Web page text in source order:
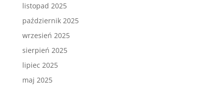
listopad 2025
październik 2025
wrzesień 2025
sierpień 2025
lipiec 2025
maj 2025